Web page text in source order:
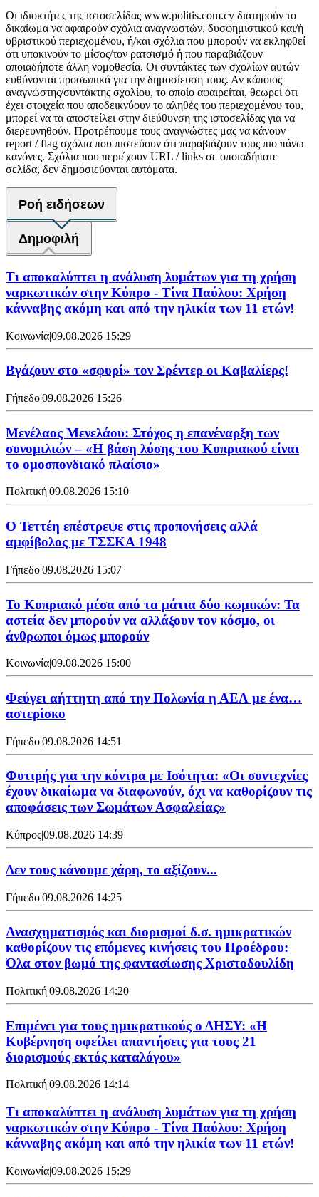
Οι ιδιοκτήτες της ιστοσελίδας www.politis.com.cy διατηρούν το
δικαίωμα να αφαιρούν σχόλια αναγνωστών, δυσφημιστικού και/ή
υβριστικού περιεχομένου, ή/και σχόλια που μπορούν να εκληφθεί
ότι υποκινούν το μίσος/τον ρατσισμό ή που παραβιάζουν
οποιαδήποτε άλλη νομοθεσία. Οι συντάκτες των σχολίων αυτών
ευθύνονται προσωπικά για την δημοσίευση τους. Αν κάποιος
αναγνώστης/συντάκτης σχολίου, το οποίο αφαιρείται, θεωρεί ότι
έχει στοιχεία που αποδεικνύουν το αληθές του περιεχομένου του,
μπορεί να τα αποστείλει στην διεύθυνση της ιστοσελίδας για να
διερευνηθούν. Προτρέπουμε τους αναγνώστες μας να κάνουν
report / flag σχόλια που πιστεύουν ότι παραβιάζουν τους πιο πάνω
κανόνες. Σχόλια που περιέχουν URL / links σε οποιαδήποτε
σελίδα, δεν δημοσιεύονται αυτόματα.
Ροή ειδήσεων
Δημοφιλή
Τι αποκαλύπτει η ανάλυση λυμάτων για τη χρήση
ναρκωτικών στην Κύπρο - Τίνα Παύλου: Χρήση
κάνναβης ακόμη και από την ηλικία των 11 ετών!
Κοινωνία|09.08.2026 15:29
Bγάζουν στο «σφυρί» τον Σρέντερ οι Καβαλίερς!
Γήπεδο|09.08.2026 15:26
Μενέλαος Μενελάου: Στόχος η επανέναρξη των
συνομιλιών – «Η βάση λύσης του Κυπριακού είναι
το ομοσπονδιακό πλαίσιο»
Πολιτική|09.08.2026 15:10
Ο Τεττέη επέστρεψε στις προπονήσεις αλλά
αμφίβολος με ΤΣΣΚΑ 1948
Γήπεδο|09.08.2026 15:07
Το Κυπριακό μέσα από τα μάτια δύο κωμικών: Τα
αστεία δεν μπορούν να αλλάξουν τον κόσμο, οι
άνθρωποι όμως μπορούν
Κοινωνία|09.08.2026 15:00
Φεύγει αήττητη από την Πολωνία η ΑΕΛ με ένα…
αστερίσκο
Γήπεδο|09.08.2026 14:51
Φυτιρής για την κόντρα με Ισότητα: «Οι συντεχνίες
έχουν δικαίωμα να διαφωνούν, όχι να καθορίζουν τις
αποφάσεις των Σωμάτων Ασφαλείας»
Κύπρος|09.08.2026 14:39
Δεν τους κάνουμε χάρη, το αξίζουν...
Γήπεδο|09.08.2026 14:25
Ανασχηματισμός και διορισμοί δ.σ. ημικρατικών
καθορίζουν τις επόμενες κινήσεις του Προέδρου:
Όλα στον βωμό της φαντασίωσης Χριστοδουλίδη
Πολιτική|09.08.2026 14:20
Επιμένει για τους ημικρατικούς ο ΔΗΣΥ: «Η
Κυβέρνηση οφείλει απαντήσεις για τους 21
διορισμούς εκτός καταλόγου»
Πολιτική|09.08.2026 14:14
Τι αποκαλύπτει η ανάλυση λυμάτων για τη χρήση
ναρκωτικών στην Κύπρο - Τίνα Παύλου: Χρήση
κάνναβης ακόμη και από την ηλικία των 11 ετών!
Κοινωνία|09.08.2026 15:29